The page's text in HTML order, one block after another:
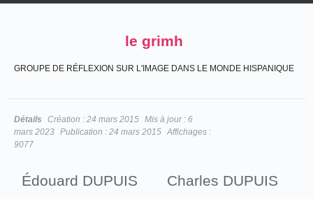
le grimh
GROUPE DE RÉFLEXION SUR L'IMAGE DANS LE MONDE HISPANIQUE
Détails Création : 24 mars 2015 Mis à jour : 6
mars 2023 Publication : 24 mars 2015 Affichages :
9077
Édouard DUPUIS Charles DUPUIS